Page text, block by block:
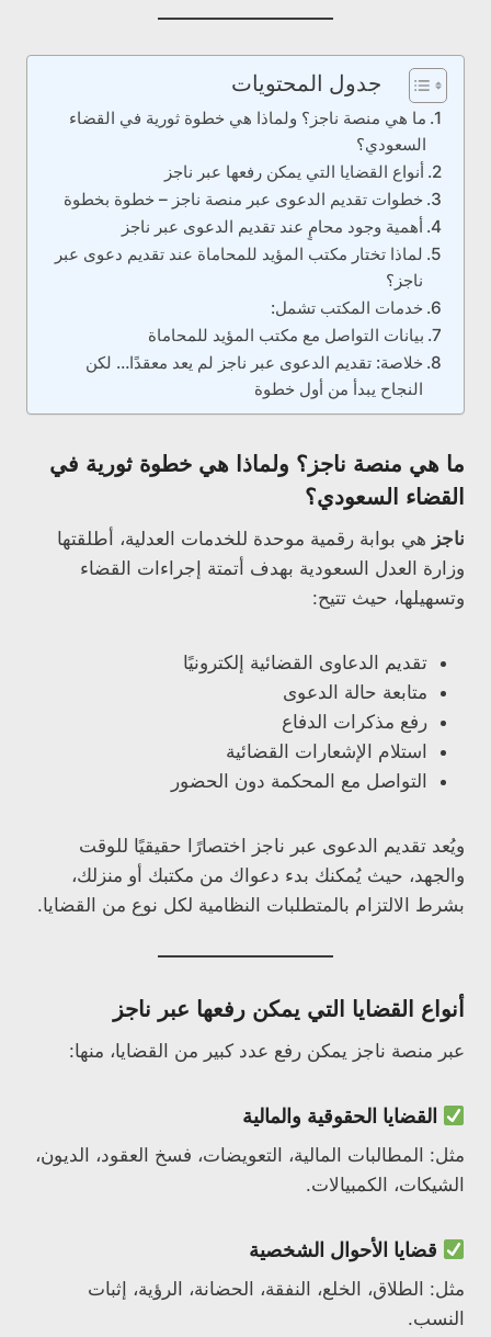
جدول المحتويات
ما هي منصة ناجز؟ ولماذا هي خطوة ثورية في القضاء
السعودي؟
أنواع القضايا التي يمكن رفعها عبر ناجز
خطوات تقديم الدعوى عبر منصة ناجز – خطوة بخطوة
أهمية وجود محامٍ عند تقديم الدعوى عبر ناجز
لماذا تختار مكتب المؤيد للمحاماة عند تقديم دعوى عبر
ناجز؟
خدمات المكتب تشمل:
بيانات التواصل مع مكتب المؤيد للمحاماة
خلاصة: تقديم الدعوى عبر ناجز لم يعد معقدًا… لكن
النجاح يبدأ من أول خطوة
ما هي منصة ناجز؟ ولماذا هي خطوة ثورية في
القضاء السعودي؟
ناجز هي بوابة رقمية موحدة للخدمات العدلية، أطلقتها
وزارة العدل السعودية بهدف أتمتة إجراءات القضاء
وتسهيلها، حيث تتيح:
تقديم الدعاوى القضائية إلكترونيًا
متابعة حالة الدعوى
رفع مذكرات الدفاع
استلام الإشعارات القضائية
التواصل مع المحكمة دون الحضور
ويُعد تقديم الدعوى عبر ناجز اختصارًا حقيقيًا للوقت
والجهد، حيث يُمكنك بدء دعواك من مكتبك أو منزلك،
بشرط الالتزام بالمتطلبات النظامية لكل نوع من القضايا.
أنواع القضايا التي يمكن رفعها عبر ناجز
عبر منصة ناجز يمكن رفع عدد كبير من القضايا، منها:
القضايا الحقوقية والمالية
مثل: المطالبات المالية، التعويضات، فسخ العقود، الديون،
الشيكات، الكمبيالات.
قضايا الأحوال الشخصية
مثل: الطلاق، الخلع، النفقة، الحضانة، الرؤية، إثبات
النسب.